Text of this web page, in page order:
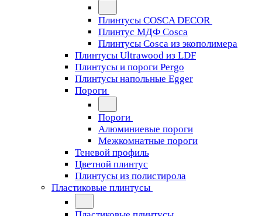
Плинтусы COSCA DECOR
Плинтус МДФ Cosca
Плинтусы Cosca из экополимера
Плинтусы Ultrawood из LDF
Плинтусы и пороги Pergo
Плинтусы напольные Egger
Пороги
Пороги
Алюминиевые пороги
Межкомнатные пороги
Теневой профиль
Цветной плинтус
Плинтусы из полистирола
Пластиковые плинтусы